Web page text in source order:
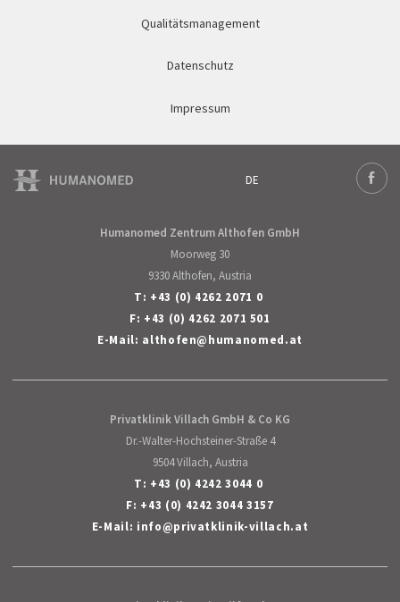
Qualitätsmanagement
Datenschutz
Impressum
DE
Deutsch
Humanomed Zentrum Althofen GmbH
Moorweg 30
9330 Althofen, Austria
T: +43 (0) 4262 2071 0
F: +43 (0) 4262 2071 501
E-Mail: althofen@humanomed.at
Privatklinik Villach GmbH & Co KG
Dr.-Walter-Hochsteiner-Straße 4
9504 Villach, Austria
T: +43 (0) 4242 3044 0
F: +43 (0) 4242 3044 3157
E-Mail: info@privatklinik-villach.at